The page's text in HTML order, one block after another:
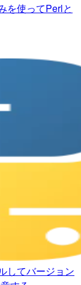
を使ってPerlと
してバージョン